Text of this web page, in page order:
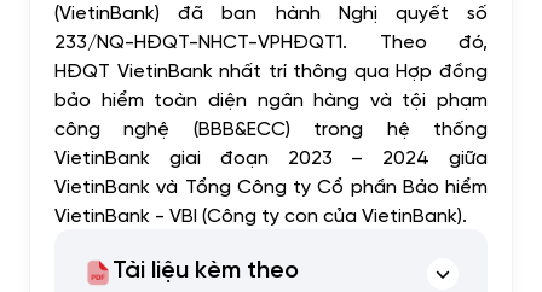
(VietinBank) đã ban hành Nghị quyết số
233/NQ-HĐQT-NHCT-VPHĐQT1. Theo đó,
HĐQT VietinBank nhất trí thông qua Hợp đồng
bảo hiểm toàn diện ngân hàng và tội phạm
công nghệ (BBB&ECC) trong hệ thống
VietinBank giai đoạn 2023 – 2024 giữa
VietinBank và Tổng Công ty Cổ phần Bảo hiểm
VietinBank - VBI (Công ty con của VietinBank).
Tài liệu kèm theo